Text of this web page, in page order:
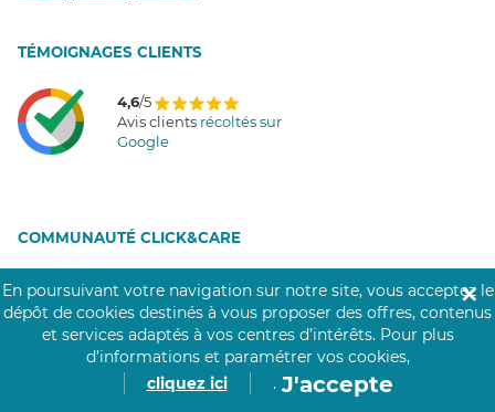
TÉMOIGNAGES CLIENTS
4,6/5
Avis clients récoltés sur
Google
COMMUNAUTÉ CLICK&CARE
En poursuivant votre navigation sur notre site, vous acceptez le
dépôt de cookies destinés à vous proposer des offres, contenus
et services adaptés à vos centres d’intérêts. Pour plus
d’informations et paramétrer vos cookies,
cliquez ici
. J'accepte
✕